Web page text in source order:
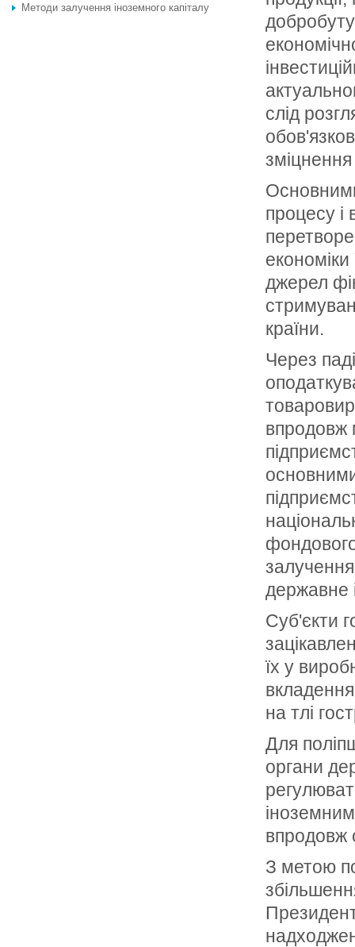
слід
процесу і
джерел
країни.
Через
впродовж
державне
Суб'єкти
їх у
на тлі
Для
органи
впродовж
З метою
Методи залучення іноземного капіталу